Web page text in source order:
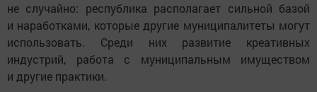
не случайно: республика располагает сильной базой
и наработками, которые другие муниципалитеты могут
использовать. Среди них развитие креативных
индустрий, работа с муниципальным имуществом
и другие практики.